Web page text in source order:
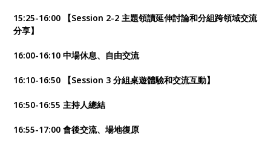
15:25-16:00 【Session 2-2 主題領讀延伸討論和分組跨領域交流
分享】
16:00-16:10 中場休息、自由交流
16:10-16:50 【Session 3 分組桌遊體驗和交流互動】
16:50-16:55 主持人總結
16:55-17:00 會後交流、場地復原